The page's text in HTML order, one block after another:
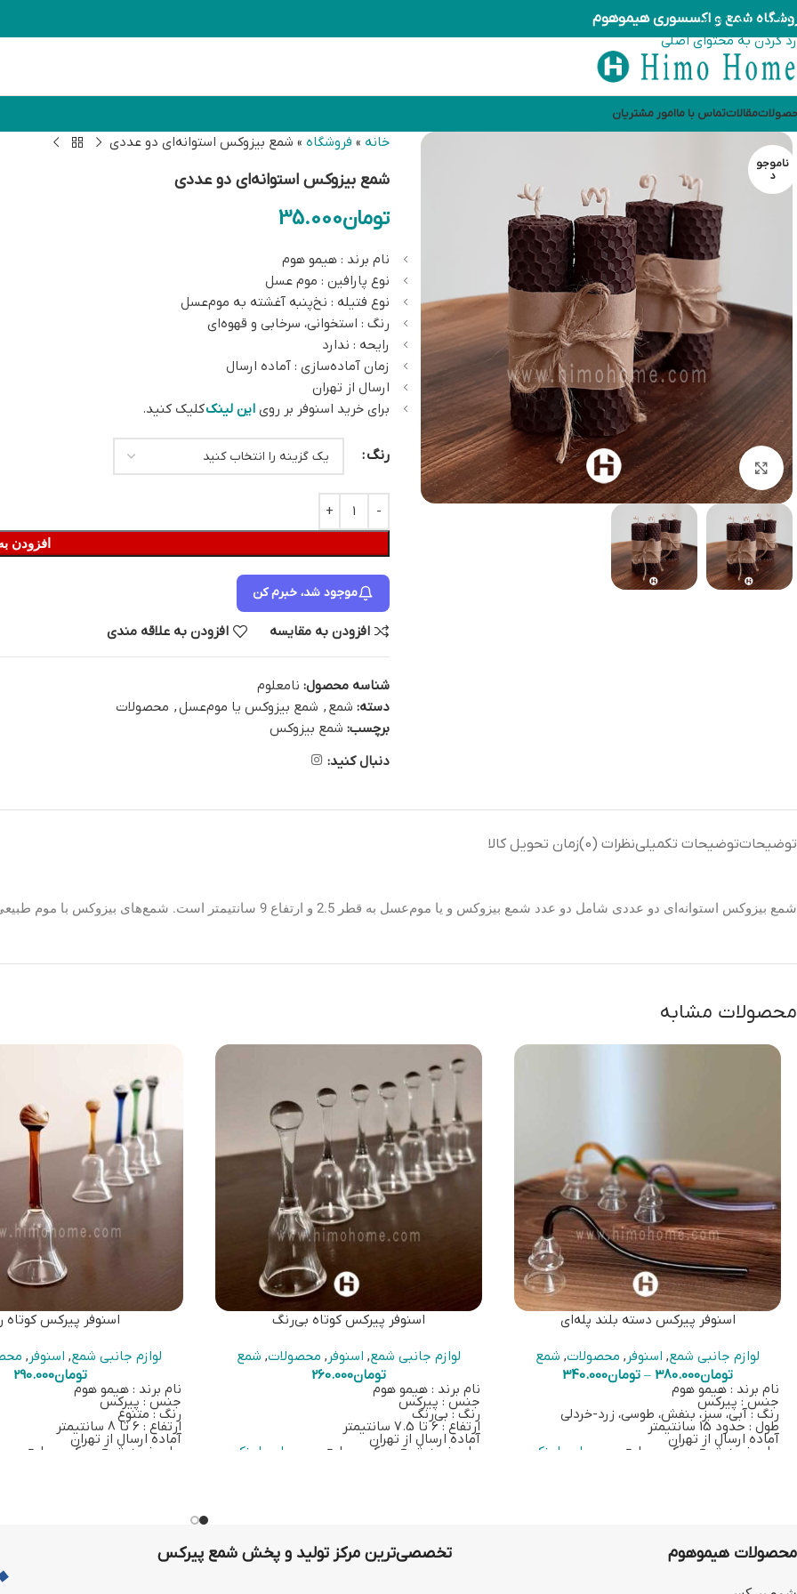
رد کردن به ناوبری
رد کردن به محتوای اصلی
شمع و اکسسوری هیموهوم
مقالاتتماس با ماامور مشتریان
ناموجو
د
بزرگنمایی تصویر
خانه » فروشگاه » شمع بیزوکس استوانه‌ای دو عددی
شمع بیزوکس استوانه‌ای دو عددی
تومان35.000
نام برند : هیمو هوم
نوع پارافین : موم عسل
نوع فتیله : نخ‌پنبه آغشته به موم‌عسل
رنگ : استخوانی، سرخابی و قهوه‌ای
رایحه : ندارد
زمان آماده‌سازی : آماده ارسال
ارسال از تهران
برای خرید اسنوفر بر روی این لینککلیک کنید.
رنگ
افزودن
موجود شد، خبرم کن
افزودن به مقایسه افزودن به علاقه مندی
شناسه محصول: نامعلوم
دسته: شمع , شمع بیزوکس یا موم‌عسل, محصولات
برچسب: شمع بیزوکس
دنبال کنید:
توضیحاتتوضیحات تکمیلینظرات (0) زمان تحویل کالا
شمع بیزوکس استوانه‌ای دو عددی شامل دو عدد شمع بیزوکس و یا موم‌عسل به قطر 2.5 و ارتفاع 9 سانتیمتر است. شمع‌های بیزوکس با موم طبیعی ساخته می‌شوند و دست‌ساز هستند.
محصولات مشابه
اسنوفر پیرکس دسته بلند پله‌ای
لوازم جانبی شمع, اسنوفر , محصولات, شمع
تومان380.000
– تومان340.000
نام برند : هیمو هوم
جنس : پیرکس
رنگ : آبی، سبز، بنفش، طوسی، زرد-خردلی
طول : حدود 15 سانتیمتر
آماده ارسال از تهران
برای خرید شمع پیرکس-مایع بر روی این لینک
اسنوفر پیرکس کوتاه بی‌رنگ
لوازم جانبی شمع, اسنوفر , محصولات, شمع
تومان260.000
نام برند : هیمو هوم
جنس : پیرکس
رنگ : بی‌رنگ
ارتفاع : 6 تا 7.5 سانتیمتر
آماده ارسال از تهران
برای خرید شمع پیرکس-مایع بر روی این لینک
اسنوفر پیرکس کوتاه
لوازم جانبی شمع, اسنوفر ,
تومان290.000
نام برند : هیمو هوم
جنس : پیرکس
رنگ : متنوع
ارتفاع : 6 تا 8 سانتیمتر
آماده ارسال از تهران
برای خرید شمع پیرکس-مایع بر
محصولات هیموهوم تخصصی‌ترین مرکز تولید و پخش شمع پیرکس